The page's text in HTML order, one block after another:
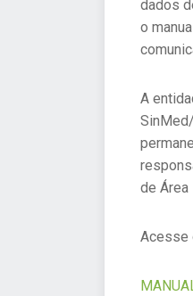
dados
o
A
de Área
Acesse